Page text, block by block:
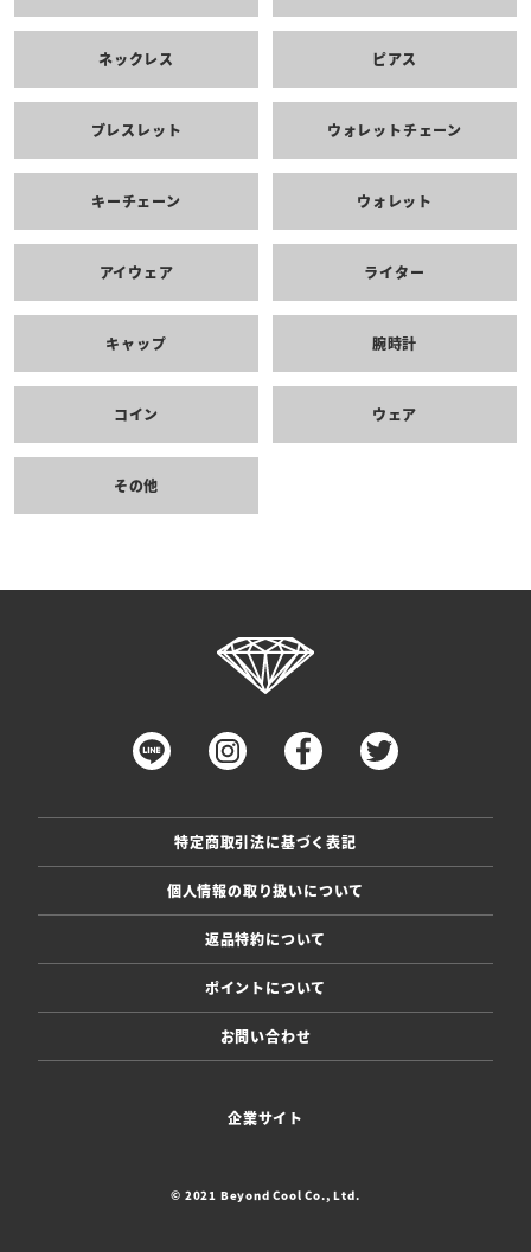
ネックレス ピアス
ブレスレット ウォレットチェーン
キーチェーン ウォレット
アイウェア ライター
キャップ 腕時計
コイン ウェア
その他
特定商取引法に基づく表記
個人情報の取り扱いについて
返品特約について
ポイントについて
お問い合わせ
企業サイト
© 2021 Beyond Cool Co., Ltd.